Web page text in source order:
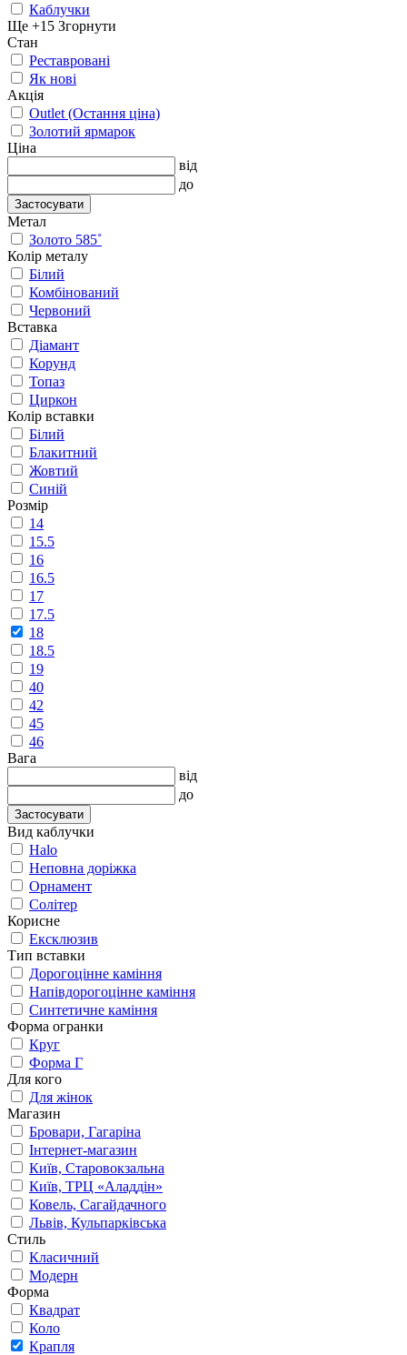
Каблучки
Ще +15 Згорнути
Стан
Реставровані
Як нові
Акція
Outlet (Остання ціна)
Золотий ярмарок
Ціна
від
до
Застосувати
Метал
Золото 585˚
Колір металу
Білий
Комбінований
Червоний
Вставка
Діамант
Корунд
Топаз
Циркон
Колір вставки
Білий
Блакитний
Жовтий
Синій
Розмір
14
15.5
16
16.5
17
17.5
18
18.5
19
40
42
45
46
Вага
від
до
Застосувати
Вид каблучки
Halo
Неповна доріжка
Орнамент
Солітер
Корисне
Ексклюзив
Тип вставки
Дорогоцінне каміння
Напівдорогоцінне каміння
Синтетичне каміння
Форма огранки
Круг
Форма Г
Для кого
Для жінок
Магазин
Бровари, Гагаріна
Інтернет-магазин
Київ, Старовокзальна
Київ, ТРЦ «Аладдін»
Ковель, Сагайдачного
Львів, Кульпарківська
Стиль
Класичний
Модерн
Форма
Квадрат
Коло
Крапля